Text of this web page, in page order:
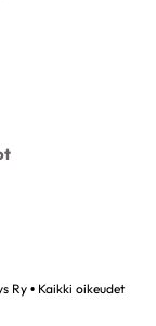
Ry • Kaikki oikeudet